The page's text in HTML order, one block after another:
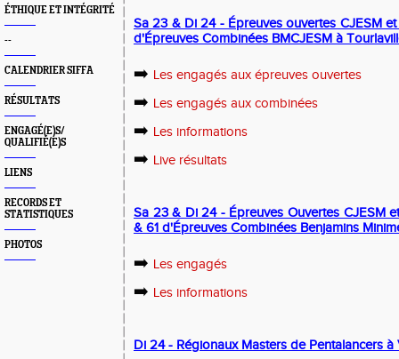
ÉTHIQUE ET INTÉGRITÉ
--
CALENDRIER SIFFA
RÉSULTATS
ENGAGÉ(E)S/
QUALIFIÉ(E)S
LIENS
RECORDS ET
STATISTIQUES
PHOTOS
Sa 23 & Di 24 - Épreuves ouvertes CJESM
d'Épreuves Combinées BMCJESM à
➡️ Les engagés aux épreuves ouvertes
➡️ Les engagés aux combinées
➡️ Les informations
➡️ Live résultats
Sa 23 & Di 24 - Épreuves Ouvertes CJESM
& 61 d'Épreuves Combinées Benjamins
➡️ Les engagés
➡️ Les informations
Di 24 - Régionaux Masters de Pentalancers à